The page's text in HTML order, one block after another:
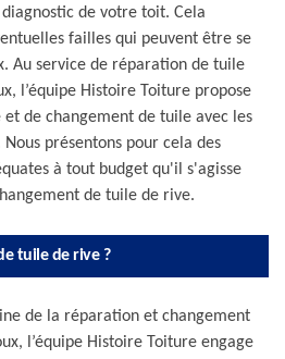
de votre toit. Cela
failles qui peuvent être se
Au service de réparation de tuile
l’équipe Histoire Toiture propose
et de changement de tuile avec les
présentons pour cela des
à tout budget qu'il s'agisse
de tuile de rive.
tuile de rive ?
de la réparation et changement
l’équipe Histoire Toiture engage